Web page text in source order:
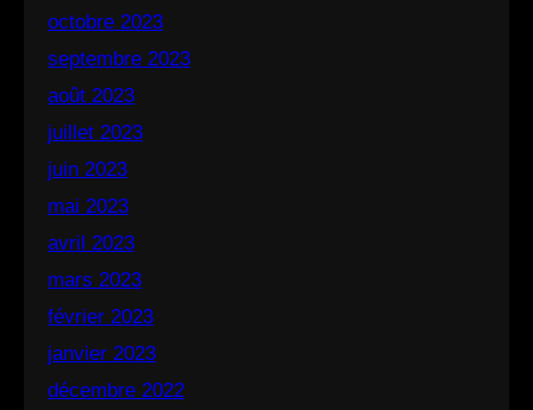
octobre 2023
septembre 2023
août 2023
juillet 2023
juin 2023
mai 2023
avril 2023
mars 2023
février 2023
janvier 2023
décembre 2022